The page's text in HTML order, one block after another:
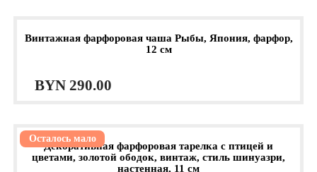
Винтажная фарфоровая чаша Рыбы, Япония, фарфор,
12 см
BYN 290.00
Осталось мало
Декоративная фарфоровая тарелка с птицей и
цветами, золотой ободок, винтаж, стиль шинуазри,
настенная, 11 см